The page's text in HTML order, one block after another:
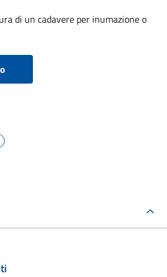
di un cadavere per inumazione o